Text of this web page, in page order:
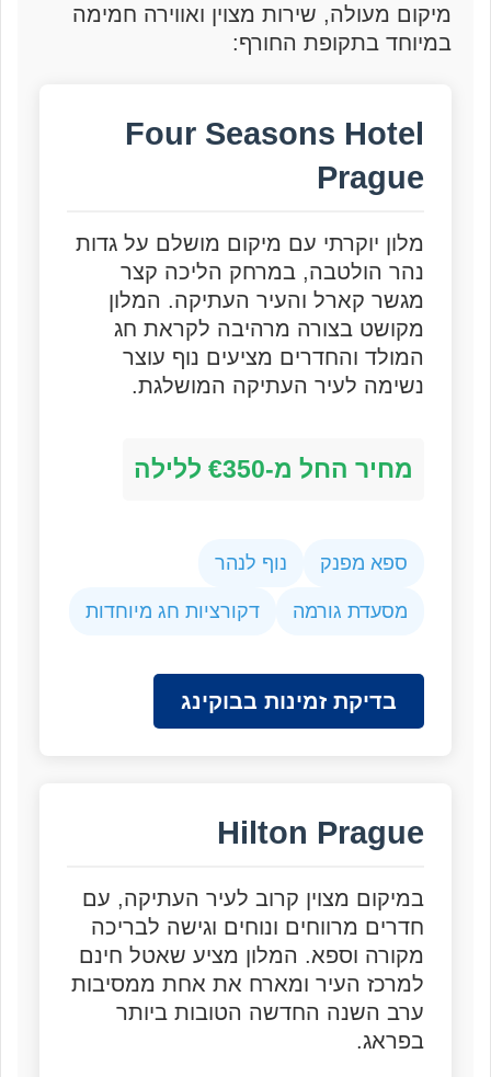
מיקום מעולה, שירות מצוין ואווירה חמימה
במיוחד בתקופת החורף:
Four Seasons Hotel
Prague
מלון יוקרתי עם מיקום מושלם על גדות
נהר הולטבה, במרחק הליכה קצר
מגשר קארל והעיר העתיקה. המלון
מקושט בצורה מרהיבה לקראת חג
המולד והחדרים מציעים נוף עוצר
נשימה לעיר העתיקה המושלגת.
מחיר החל מ-€350 ללילה
ספא מפנק נוף לנהר
מסעדת גורמה דקורציות חג מיוחדות
בדיקת זמינות בבוקינג
Hilton Prague
במיקום מצוין קרוב לעיר העתיקה, עם
חדרים מרווחים ונוחים וגישה לבריכה
מקורה וספא. המלון מציע שאטל חינם
למרכז העיר ומארח את אחת ממסיבות
ערב השנה החדשה הטובות ביותר
בפראג.